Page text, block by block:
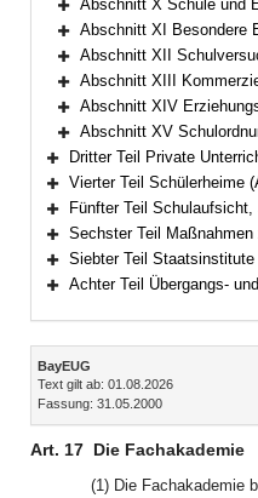
Bereich erweitern
Abschnitt X Schule und
Bereich erweitern
Abschnitt XI Besondere
Bereich erweitern
Abschnitt XII
Bereich erweitern
Abschnitt XIII Kommerzielle und politische
Bereich erweitern
Abschnitt XIV Erziehungs-,
Bereich erweitern
Abschnitt XV
Bereich erweitern
Dritter Teil Private
Bereich erweitern
Vierter Teil Schülerheime
Bereich erweitern
Fünfter Teil
Bereich erweitern
Sechster Teil Maßnahmen zur
Bereich erweitern
Siebter Teil
Achter Teil Übergangs- und
Inhalt
BayEUG
Text gilt ab: 01.08.2026
Fassung: 31.05.2000
Art. 17 Die Fachakademie
(1) Die Fachakademie